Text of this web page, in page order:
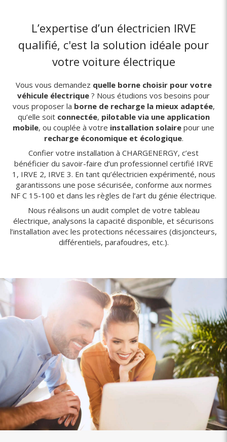
L’expertise d’un électricien IRVE
qualifié, c'est la solution idéale pour
votre voiture électrique
Vous vous demandez quelle borne choisir pour votre
véhicule électrique ? Nous étudions vos besoins pour
vous proposer la borne de recharge la mieux adaptée,
qu’elle soit connectée, pilotable via une application
mobile, ou couplée à votre installation solaire pour une
recharge économique et écologique.
Confier votre installation à CHARGENERGY, c’est
bénéficier du savoir-faire d’un professionnel certifié IRVE
1, IRVE 2, IRVE 3. En tant qu’électricien expérimenté, nous
garantissons une pose sécurisée, conforme aux normes
NF C 15-100 et dans les règles de l’art du génie électrique.
Nous réalisons un audit complet de votre tableau
électrique, analysons la capacité disponible, et sécurisons
l’installation avec les protections nécessaires (disjoncteurs,
différentiels, parafoudres, etc.).